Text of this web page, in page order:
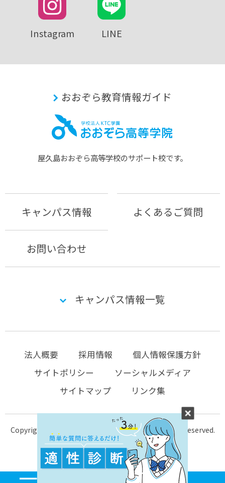
Instagram LINE
おおぞら教育情報ガイド
屋久島おおぞら⾼等学校のサポート校です。
キャンパス情報 よくあるご質問
お問い合わせ
キャンパス情報一覧
法人概要 採用情報
個人情報保護方針
サイトポリシー
ソーシャルメディア
サイトマップ
リンク集
Copyright © 2004-2026 KTC-school.com All Rights Reserved.